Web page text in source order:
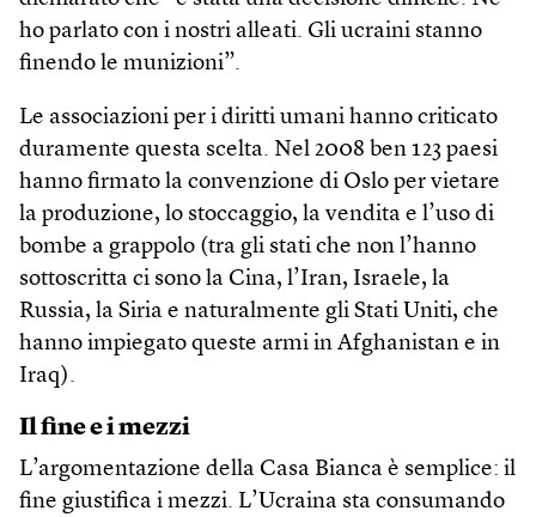
ho parlato con i nostri alleati. Gli ucraini stanno
finendo le munizioni”.
Le associazioni per i diritti umani hanno criticato
duramente questa scelta. Nel 2008 ben 123 paesi
hanno firmato la convenzione di Oslo per vietare
la produzione, lo stoccaggio, la vendita e l’uso di
bombe a grappolo (tra gli stati che non l’hanno
sottoscritta ci sono la Cina, l’Iran, Israele, la
Russia, la Siria e naturalmente gli Stati Uniti, che
hanno impiegato queste armi in Afghanistan e in
Iraq).
Il fine e i mezzi
L’argomentazione della Casa Bianca è semplice: il
fine giustifica i mezzi. L’Ucraina sta consumando